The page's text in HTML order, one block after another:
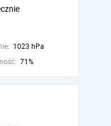
1023 hPa
71%